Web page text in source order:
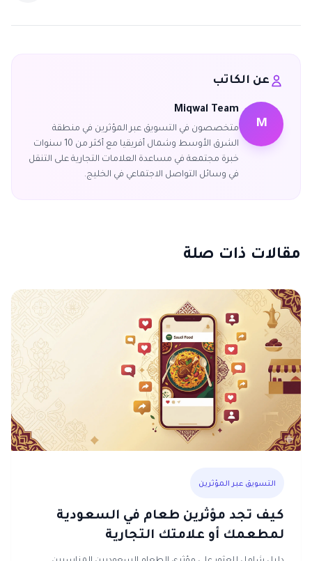
عن الكاتب
M
Miqwal Team
متخصصون في التسويق عبر المؤثرين في منطقة
الشرق الأوسط وشمال أفريقيا مع أكثر من 10 سنوات
خبرة مجتمعة في مساعدة العلامات التجارية على التنقل
في وسائل التواصل الاجتماعي في الخليج.
مقالات ذات صلة
التسويق عبر المؤثرين
كيف تجد مؤثرين طعام في السعودية
لمطعمك أو علامتك التجارية